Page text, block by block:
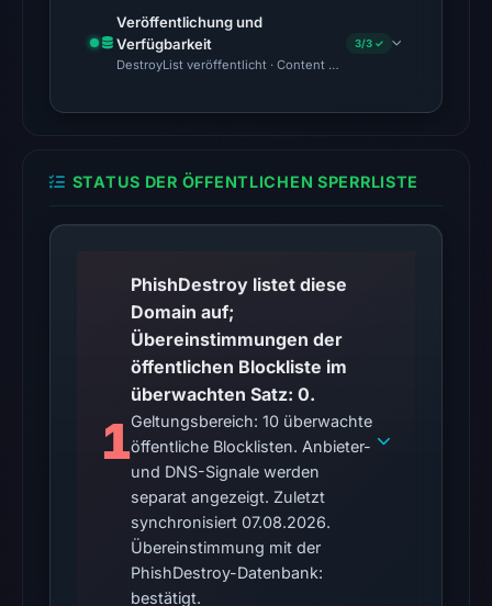
at
01:14
UTC,
unavailable
location.
This
does
not
establish
the
cause.
Other
observations:
No
external
Veröffentlichung und
Verfügbarkeit
DestroyList veröffentlicht · Content Observed Unavailable ·
3/3 ✓
STATUS DER ÖFFENTLICHEN SPERRLISTE
1
PhishDestroy listet diese
Domain auf;
Übereinstimmungen der
öffentlichen Blockliste im
überwachten Satz: 0.
Geltungsbereich: 10 überwachte
öffentliche Blocklisten. Anbieter-
und DNS-Signale werden
separat angezeigt. Zuletzt
synchronisiert 07.08.2026.
Übereinstimmung mit der
PhishDestroy-Datenbank:
bestätigt.